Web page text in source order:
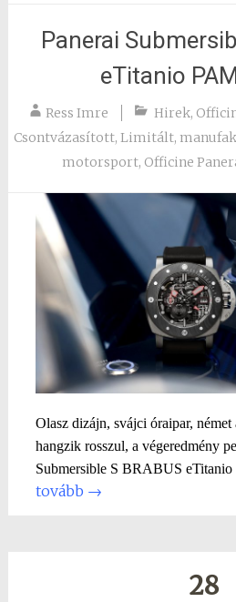
Panerai
eTitanio
Ress Imre Hirek,
Csontvázasított, Limitált,
motorsport, Officine
Olasz dizájn, svájci óraipar,
hangzik rosszul, a végeredmény
Submersible S BRABUS
tovább →
28